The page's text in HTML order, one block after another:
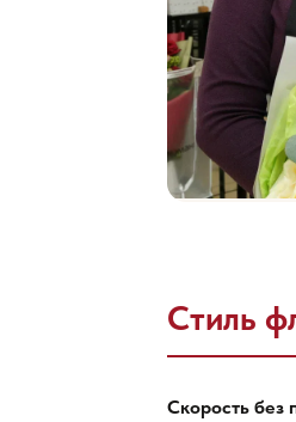
Стиль
Скорость без